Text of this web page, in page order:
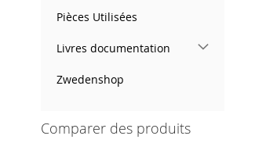
À
MA
AJOUTER
AU
AJOUTER
À
MA
D’ENVIE
AJOUTER
AU
MA
AU
Pièces Utilisées
Livres documentation
Zwedenshop
Comparer des produits